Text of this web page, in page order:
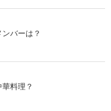
バーは？
料理？